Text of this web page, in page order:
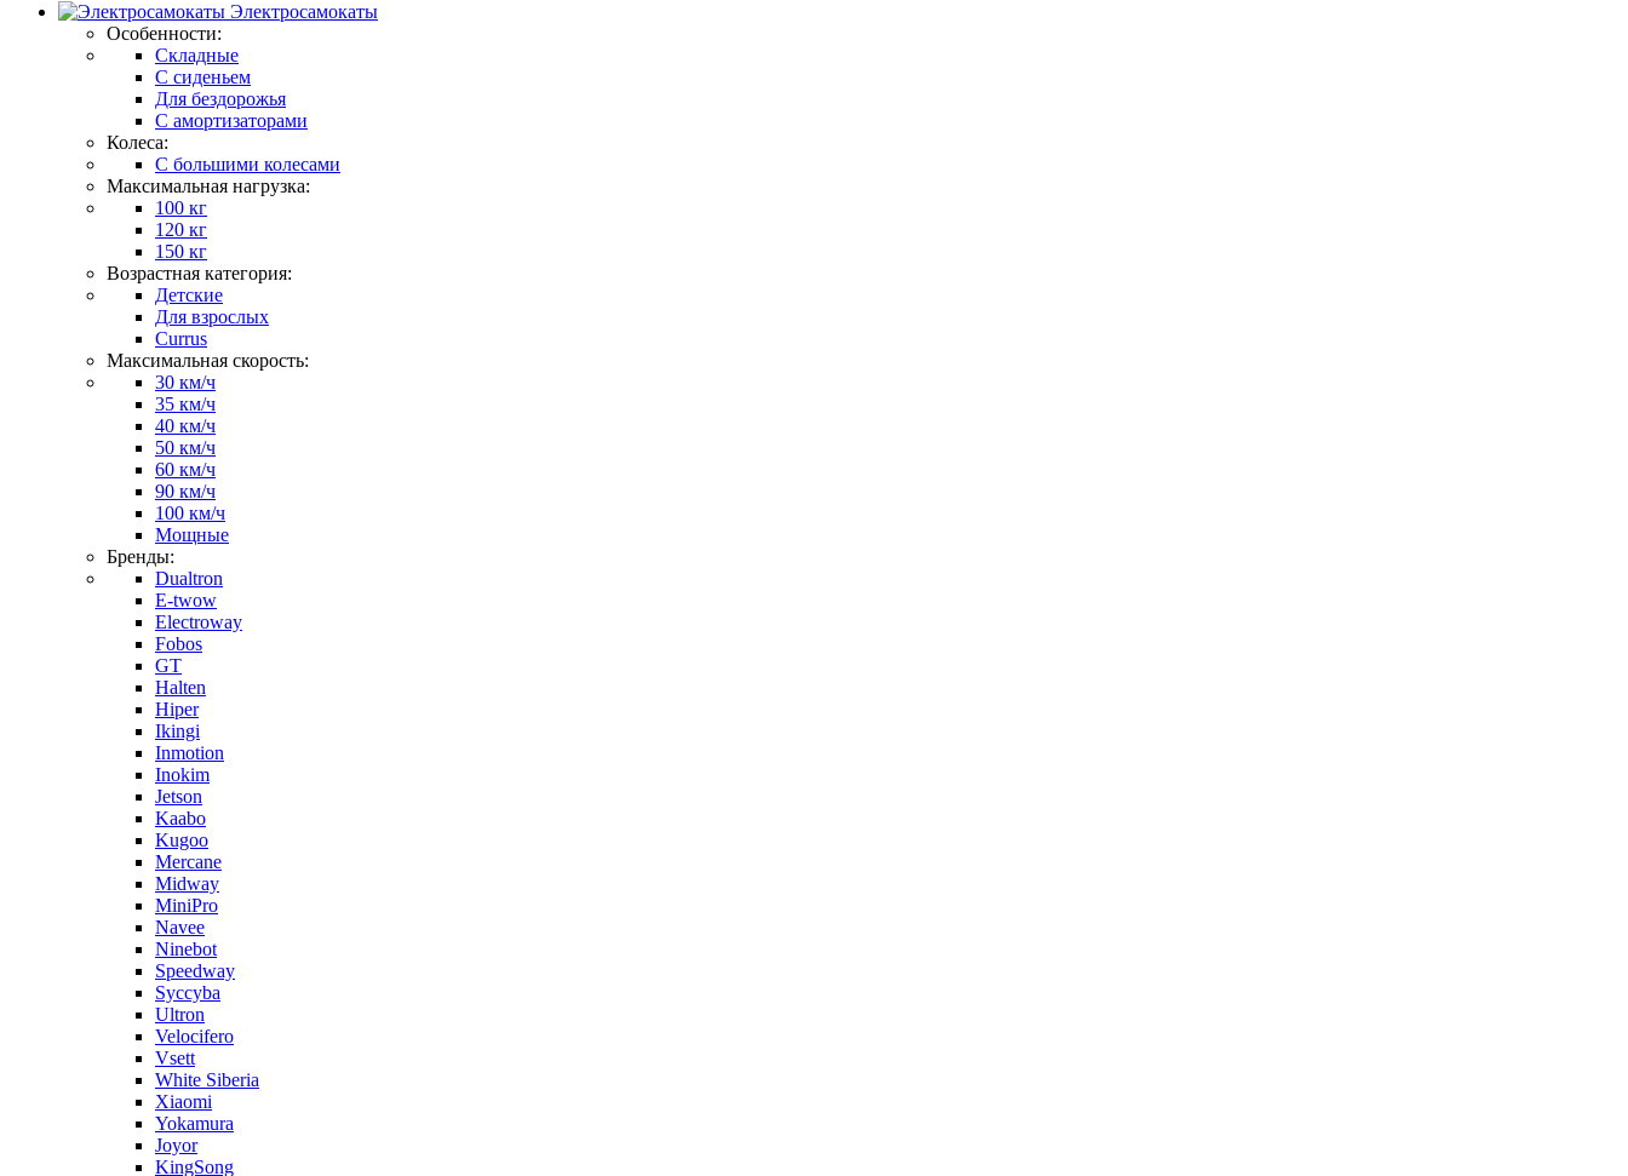
Электросамокаты
Особенности:
Складные
C сиденьем
Для бездорожья
С амортизаторами
Колеса:
С большими колесами
Максимальная нагрузка:
100 кг
120 кг
150 кг
Возрастная категория:
Детские
Для взрослых
Currus
Максимальная скорость:
30 км/ч
35 км/ч
40 км/ч
50 км/ч
60 км/ч
90 км/ч
100 км/ч
Мощные
Бренды:
Dualtron
E-twow
Electroway
Fobos
GT
Halten
Hiper
Ikingi
Inmotion
Inokim
Jetson
Kaabo
Kugoo
Mercane
Midway
MiniPro
Navee
Ninebot
Speedway
Syccyba
Ultron
Velocifero
Vsett
White Siberia
Xiaomi
Yokamura
Joyor
KingSong